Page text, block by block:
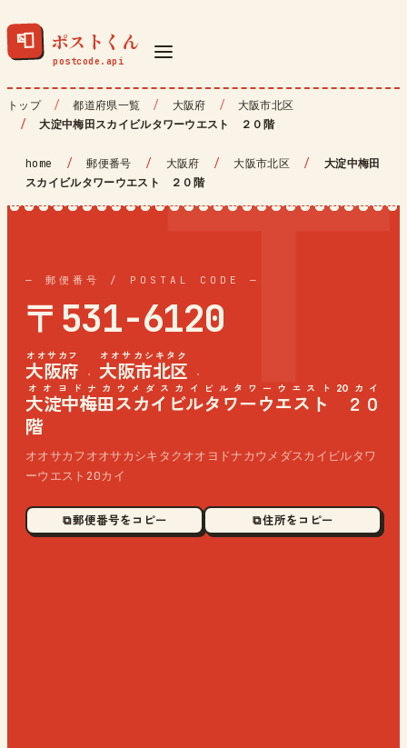
📮 ポストくん
トップ 都道府県一覧 大阪府
大阪市北区
大淀中梅田スカイビルタワーウエスト ２０階
home / 郵便番号 / 大阪府 / 大阪市北区 /
大淀中梅田
スカイビルタワーウエスト ２０階
— 郵便番号 / POSTAL CODE —
〒531-6120
大阪府
オオサカフ
· 大阪市北区
オオサカシキタク
·
大淀中梅田スカイビルタワーウエスト ２０
階
オオヨドナカウメダスカイビルタワーウエスト20カイ
オオサカフオオサカシキタクオオヨドナカウメダスカイビルタワ
ーウエスト20カイ
⧉ 郵便番号をコピー ⧉ 住所をコピー